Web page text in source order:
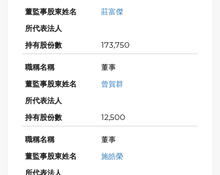
莊富傑
173,750
董事
曾賀群
12,500
董事
施皓榮